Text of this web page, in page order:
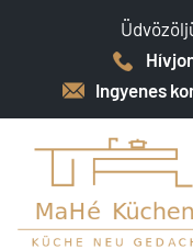
Ingyenes